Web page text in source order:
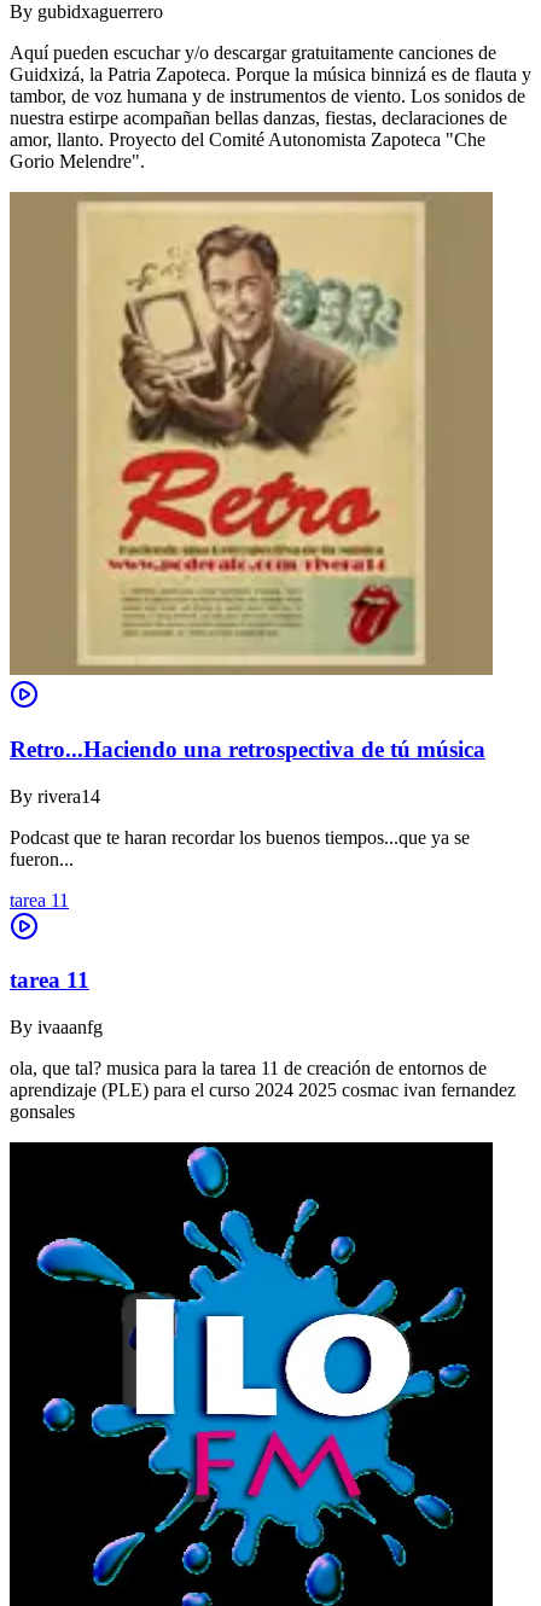
By gubidxaguerrero
Aquí pueden escuchar y/o descargar gratuitamente canciones de
Guidxizá, la Patria Zapoteca. Porque la música binnizá es de flauta y
tambor, de voz humana y de instrumentos de viento. Los sonidos de
nuestra estirpe acompañan bellas danzas, fiestas, declaraciones de
amor, llanto. Proyecto del Comité Autonomista Zapoteca "Che
Gorio Melendre".
Retro...Haciendo una retrospectiva de tú música
By rivera14
Podcast que te haran recordar los buenos tiempos...que ya se
fueron...
tarea 11
tarea 11
By ivaaanfg
ola, que tal? musica para la tarea 11 de creación de entornos de
aprendizaje (PLE) para el curso 2024 2025 cosmac ivan fernandez
gonsales